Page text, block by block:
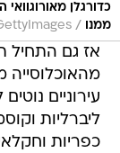
כדורגלן מאורוגוואי
ממנו
/
אז גם התחיל
מהאוכלוסייה
עירוניים
ליברליות
כפריות